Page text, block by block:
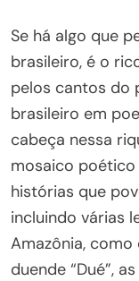
Se há algo que
brasileiro, é o
pelos cantos do
brasileiro em
cabeça nessa
mosaico poético
histórias que
incluindo várias
Amazônia, como
duende “Dué”,